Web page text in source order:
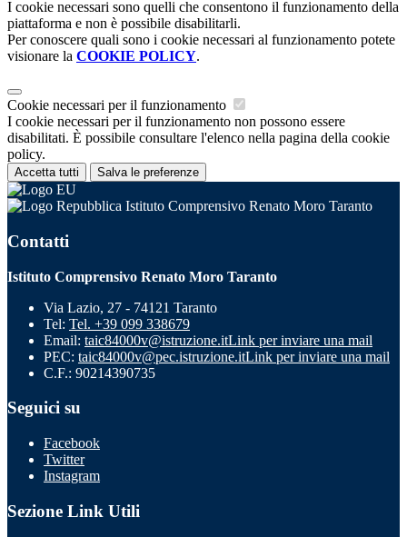
I cookie necessari sono quelli che consentono il funzionamento della
piattaforma e non è possibile disabilitarli.
Per conoscere quali sono i cookie necessari al funzionamento potete
visionare la COOKIE POLICY.
Cookie necessari per il funzionamento
I cookie necessari per il funzionamento non possono essere
disabilitati. È possibile consultare l'elenco nella pagina della cookie
policy.
Accetta tutti Salva le preferenze
Istituto Comprensivo Renato Moro Taranto
Contatti
Istituto Comprensivo Renato Moro Taranto
Via Lazio, 27 - 74121 Taranto
Tel: Tel. +39 099 338679
Email: taic84000v@istruzione.itLink per inviare una mail
PEC: taic84000v@pec.istruzione.itLink per inviare una mail
C.F.: 90214390735
Seguici su
Facebook
Twitter
Instagram
Sezione Link Utili